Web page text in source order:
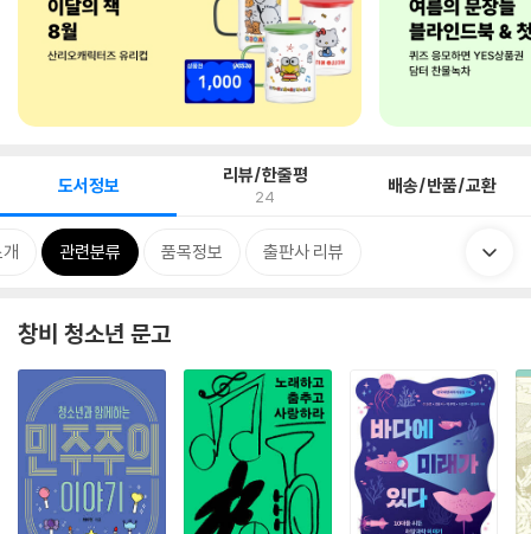
도서정보 리뷰/한줄평
24 배송/반품/교환
관련분류 품목정보 출판사 리뷰
창비 청소년 문고